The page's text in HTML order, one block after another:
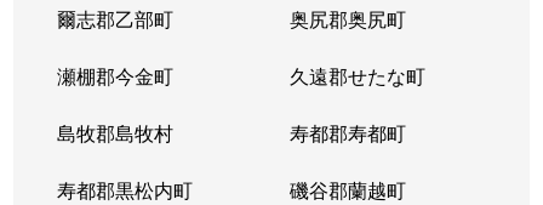
爾志郡乙部町 奥尻郡奥尻町
瀬棚郡今金町 久遠郡せたな町
島牧郡島牧村 寿都郡寿都町
寿都郡黒松内町 磯谷郡蘭越町